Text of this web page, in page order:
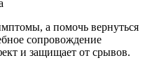
а помочь вернуться
сопровождение
и защищает от срывов.